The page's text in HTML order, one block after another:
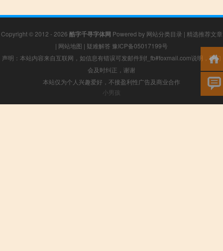
Copyright © 2012 - 2026 酷字千寻字体网 Powered by 网站分类目录 | 精选推荐文章
| 网站地图 | 疑难解答 豫ICP备05017199号
声明：本站内容来自互联网，如信息有错误可发邮件到f_fb#foxmail.com说明，我们
会及时纠正，谢谢
本站仅为个人兴趣爱好，不接盈利性广告及商业合作
小男孩